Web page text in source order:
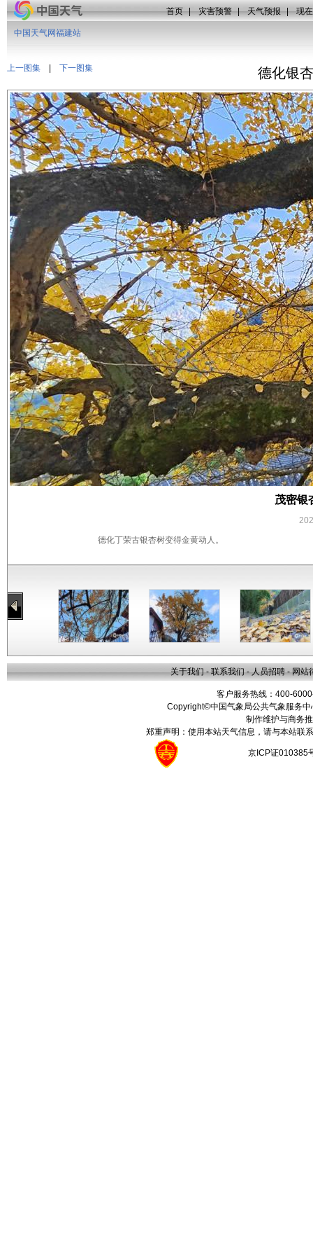
首页 | 灾害预警 | 天气预报 | 现
上一图集 下一图集
中国天气网福建站
德化银
茂密银
德化丁荣古银杏树变得金黄动人。
关于我们 - 联系我们 - 人员招聘 - 网站
客户服务热线：400-
Copyright©中国气象局公共气象服务
制作维护与商务
郑重声明：使用本站天气信息，请与本站联
京ICP证010385